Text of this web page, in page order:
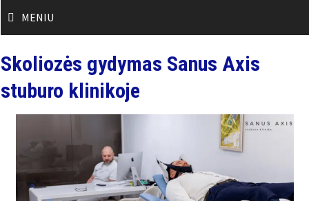
to
MENIU
Skoliozės gydymas Sanus Axis
stuburo klinikoje